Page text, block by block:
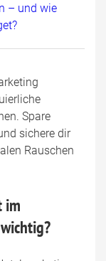
– und wie
Spare
sichere dir
Rauschen
im